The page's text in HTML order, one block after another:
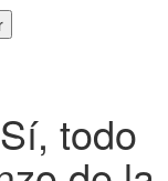
todo